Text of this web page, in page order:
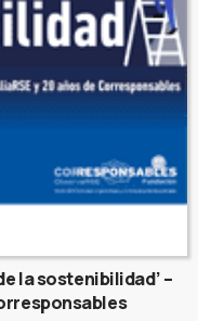
la sostenibilidad’ –